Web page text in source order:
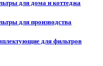
для дома и коттеджа
для производства
для фильтров